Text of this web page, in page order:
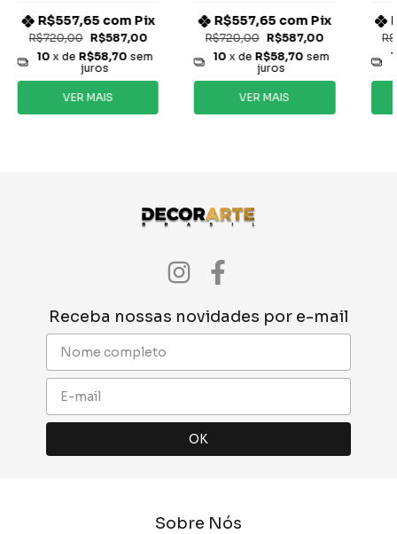
R$720,00 R$587,00
R$557,65com Pix
10 x deR$58,70 sem
juros
VER MAIS
R$720,00 R$587,00
R$557,65com Pix
10 x deR$58,70 sem
juros
VER MAIS
Receba nossas novidades por e-mail
Sobre Nós